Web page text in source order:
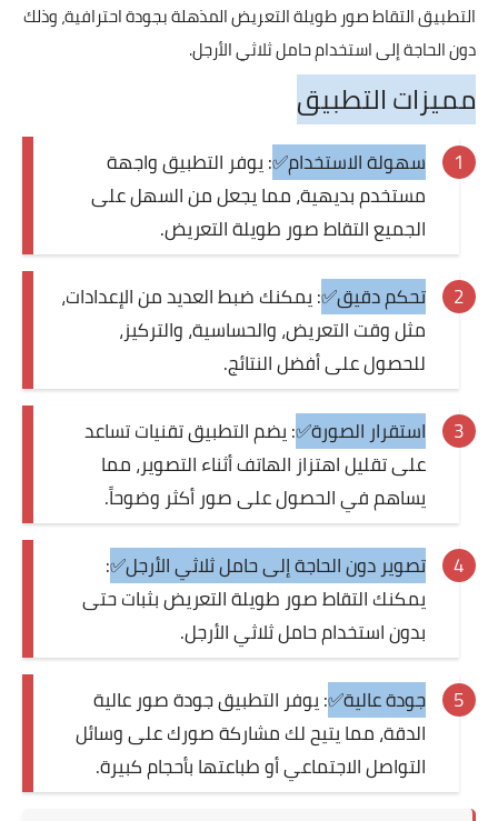
التطبيق التقاط صور طويلة التعريض المذهلة بجودة احترافية، وذلك
دون الحاجة إلى استخدام حامل ثلاثي الأرجل.
مميزات التطبيق
سهولة الاستخدام✅: يوفر التطبيق واجهة
مستخدم بديهية، مما يجعل من السهل على
الجميع التقاط صور طويلة التعريض.
تحكم دقيق✅: يمكنك ضبط العديد من الإعدادات،
مثل وقت التعريض، والحساسية، والتركيز،
للحصول على أفضل النتائج.
استقرار الصورة✅: يضم التطبيق تقنيات تساعد
على تقليل اهتزاز الهاتف أثناء التصوير، مما
يساهم في الحصول على صور أكثر وضوحاً.
تصوير دون الحاجة إلى حامل ثلاثي الأرجل✅:
يمكنك التقاط صور طويلة التعريض بثبات حتى
بدون استخدام حامل ثلاثي الأرجل.
جودة عالية✅: يوفر التطبيق جودة صور عالية
الدقة، مما يتيح لك مشاركة صورك على وسائل
التواصل الاجتماعي أو طباعتها بأحجام كبيرة.